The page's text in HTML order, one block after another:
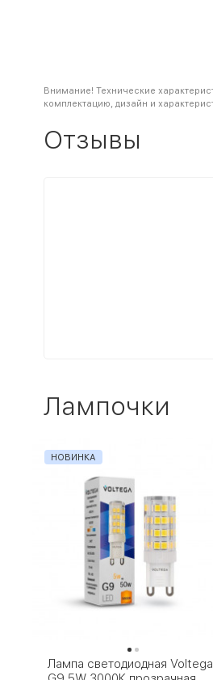
Внимание! Технические
комплектацию, дизайн и
Отзывы
Лампочки
НОВИНКА
Лампа светодиодная Voltega